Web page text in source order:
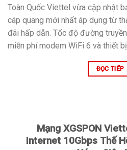
Toàn Quốc Viettel vừa cập nhật
cáp quang mới nhất áp dụng từ
đãi hấp dẫn. Tốc độ đường
miễn phí modem WiFi 6 và thiết
ĐỌC TIẾP
Mạng XGSPON
Internet 10Gbps Thế